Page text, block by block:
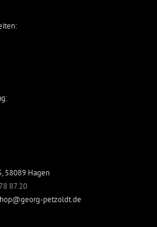
58089 Hagen
87 20
petzoldt.de